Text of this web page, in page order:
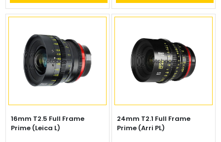
16mm T2.5 Full Frame
Prime (Leica L)
24mm T2.1 Full Frame
Prime (Arri PL)